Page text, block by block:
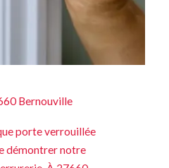
Bernouville
porte verrouillée
démontrer notre